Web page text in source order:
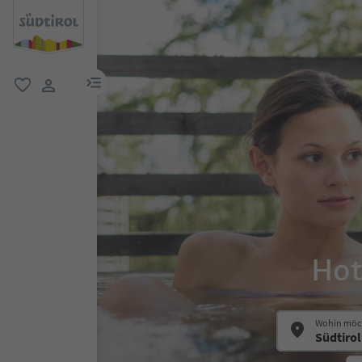
menu link
Wohin